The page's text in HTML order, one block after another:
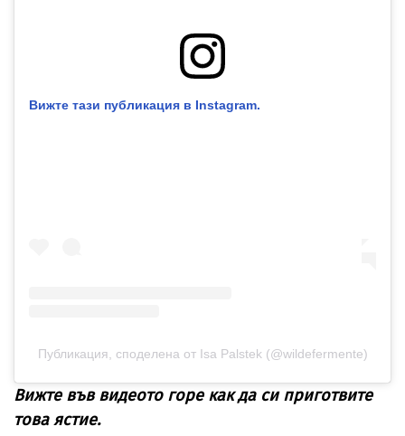
Вижте тази публикация в Instagram.
Публикация, споделена от Isa Palstek (@wildefermente)
Вижте във видеото горе как да си приготвите
това ястие.